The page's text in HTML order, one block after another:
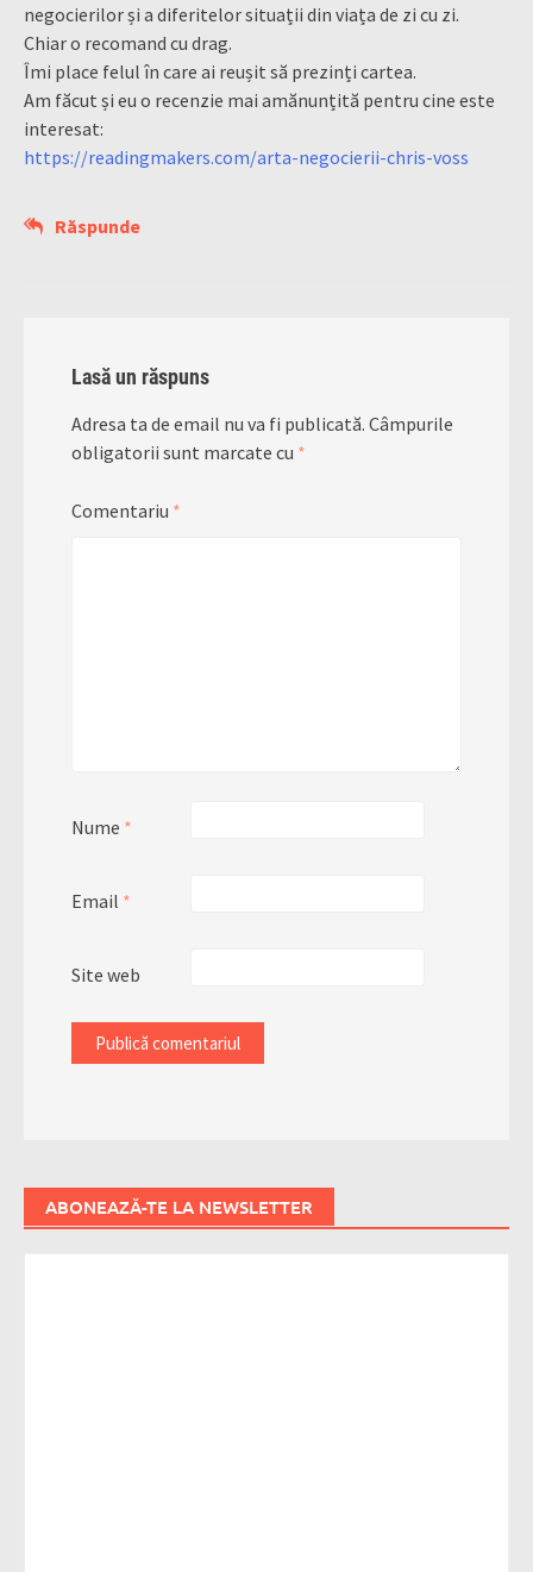
negocierilor și a diferitelor situații din viața de zi cu zi.
Chiar o recomand cu drag.
Îmi place felul în care ai reușit să prezinți cartea.
Am făcut și eu o recenzie mai amănunțită pentru cine este
interesat:
https://readingmakers.com/arta-negocierii-chris-voss
Răspunde
Lasă un răspuns
Adresa ta de email nu va fi publicată. Câmpurile
obligatorii sunt marcate cu *
Comentariu *
Nume *
Email *
Site web
ABONEAZĂ-TE LA NEWSLETTER